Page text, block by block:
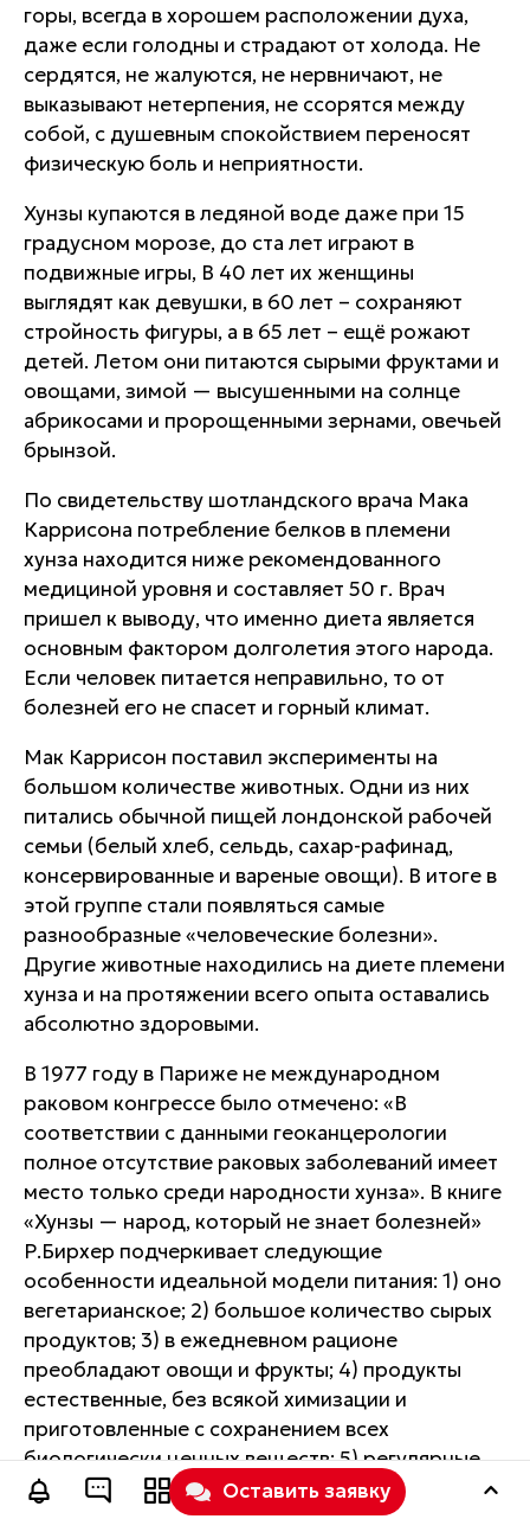
горы, всегда в хорошем расположении духа,
даже если голодны и страдают от холода. Не
сердятся, не жалуются, не нервничают, не
выказывают нетерпения, не ссорятся между
собой, с душевным спокойствием переносят
физическую боль и неприятности.
Хунзы купаются в ледяной воде даже при 15
градусном морозе, до ста лет играют в
подвижные игры, В 40 лет их женщины
выглядят как девушки, в 60 лет – сохраняют
стройность фигуры, а в 65 лет – ещё рожают
детей. Летом они питаются сырыми фруктами и
овощами, зимой — высушенными на солнце
абрикосами и пророщенными зернами, овечьей
брынзой.
По свидетельству шотландского врача Мака
Каррисона потребление белков в племени
хунза находится ниже рекомендованного
медициной уровня и составляет 50 г. Врач
пришел к выводу, что именно диета является
основным фактором долголетия этого народа.
Если человек питается неправильно, то от
болезней его не спасет и горный климат.
Мак Каррисон поставил эксперименты на
большом количестве животных. Одни из них
питались обычной пищей лондонской рабочей
семьи (белый хлеб, сельдь, сахар-рафинад,
консервированные и вареные овощи). В итоге в
этой группе стали появляться самые
разнообразные «человеческие болезни».
Другие животные находились на диете племени
хунза и на протяжении всего опыта оставались
абсолютно здоровыми.
В 1977 году в Париже не международном
раковом конгрессе было отмечено: «В
соответствии с данными геоканцерологии
полное отсутствие раковых заболеваний имеет
место только среди народности хунза». В книге
«Хунзы — народ, который не знает болезней»
Р.Бирхер подчеркивает следующие
особенности идеальной модели питания: 1) оно
вегетарианское; 2) большое количество сырых
продуктов; 3) в ежедневном рационе
преобладают овощи и фрукты; 4) продукты
естественные, без всякой химизации и
приготовленные с сохранением всех
биологически ценных веществ; 5) регулярные
периоды голодания.Оставить заявку